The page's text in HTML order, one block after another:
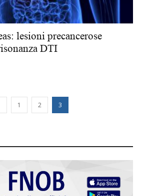
lesioni precancerose
DTI
1 2 3